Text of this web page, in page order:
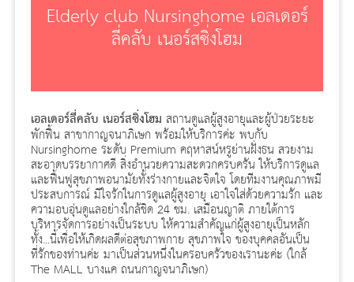
Elderly club Nursinghome เอลเดอร์
ลี่คลับ เนอร์สซิ่งโฮม
เอลเดอร์ลี่คลับ เนอร์สซิ่งโฮม สถานดูแลผู้สูงอายุและผู้ป่วยระยะ
พักฟื้น สาขากาญจนาภิเษก พร้อมให้บริการค่ะ พบกับ
Nursinghome ระดับ Premium คฤหาสน์หรูย่านฝั่งธน สวยงาม
สะอาดบรรยากาศดี สิ่งอำนวยความสะดวกครบครัน ให้บริการดูแล
และฟื้นฟูสุขภาพอนามัยทั้งร่างกายและจิตใจ โดยทีมงานคุณภาพมี
ประสบการณ์ มีใจรักในการดูแลผู้สูงอายุ เอาใจใส่ด้วยความรัก และ
ความอบอุ่นดูแลอย่างใกล้ชิด 24 ชม. เสมือนญาติ ภายใต้การ
บริหารจัดการอย่างเป็นระบบ ให้ความสำคัญแก่ผู้สูงอายุเป็นหลัก
ทั้ง...นี้เพื่อให้เกิดผลดีต่อสุขภาพกาย สุขภาพใจ ของบุคคลอันเป็น
ที่รักของท่านค่ะ มาเป็นส่วนหนึ่งในครอบครัวของเรานะค่ะ (ใกล้
The MALL บางแค ถนนกาญจนาภิเษก)